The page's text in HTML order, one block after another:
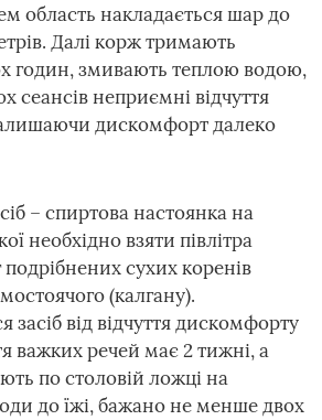
область накладається шар до
Далі корж тримають
годин, змивають теплою водою,
сеансів неприємні відчуття
дискомфорт далеко
– спиртова настоянка на
необхідно взяти півлітра
подрібнених сухих коренів
(калгану).
засіб від відчуття дискомфорту
важких речей має 2 тижні, а
по столовій ложці на
до їжі, бажано не менше двох